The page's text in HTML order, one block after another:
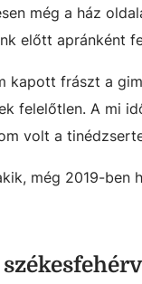
még a ház
előtt apránként
kapott frászt a
felelőtlen. A mi
volt a
még 2019-ben